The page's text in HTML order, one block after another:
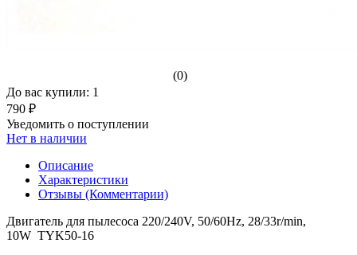
(0)
До вас купили: 1
790 ₽
Уведомить о поступлении
Нет в наличии
Описание
Характеристики
Отзывы (Комментарии)
Двигатель для пылесоса 220/240V, 50/60Hz, 28/33r/min,
10W TYK50-16